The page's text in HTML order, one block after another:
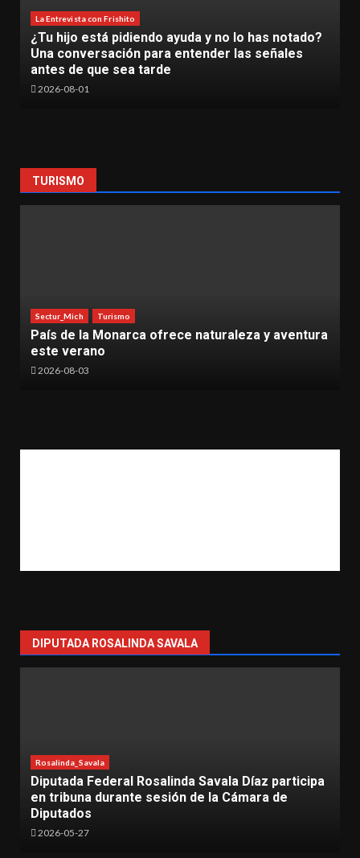
notado?
La Entrevista con Frishito
La Inteligencia Artificial ya es una realidad
TecNM Lázaro Cárdenas
TURISMO
y aventura
Moenia conquista el Cantoya Fest
DIPUTADA ROSALINDA SAVALA
Díaz participa
la Cámara de
Lázaro Cárdenas Rosalinda_Savala
Más de 500 mujeres